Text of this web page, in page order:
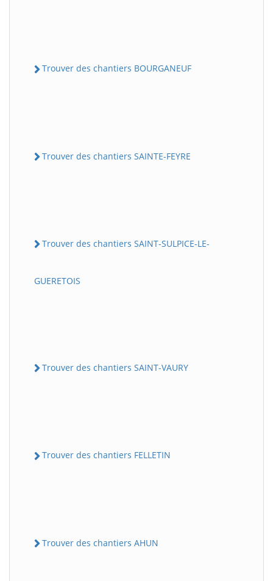
Trouver des chantiers BOURGANEUF
Trouver des chantiers SAINTE-FEYRE
Trouver des chantiers SAINT-SULPICE-LE-
GUERETOIS
Trouver des chantiers SAINT-VAURY
Trouver des chantiers FELLETIN
Trouver des chantiers AHUN